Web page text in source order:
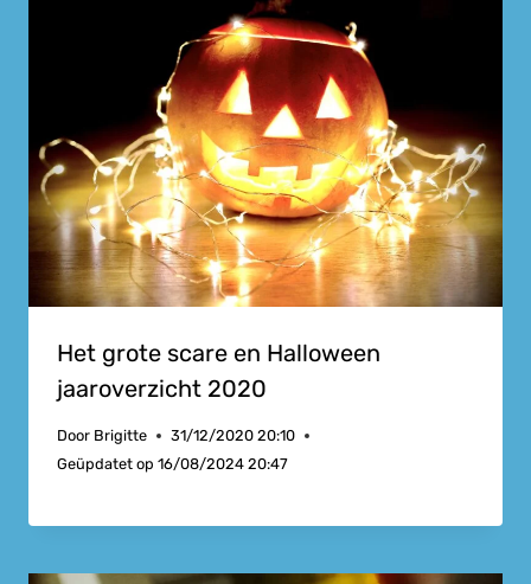
Het grote scare en Halloween
jaaroverzicht 2020
Door Brigitte
31/12/2020 20:10
Geüpdatet op 16/08/2024 20:47